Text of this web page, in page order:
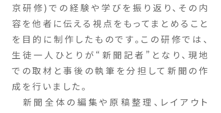
京研修)での経験や学びを振り返り、その内
容を他者に伝える視点をもってまとめること
を目的に制作したものです。この研修では、
生徒一人ひとりが“新聞記者”となり、現地
での取材と事後の執筆を分担して新聞の作
成を行いました。
新聞全体の編集や原稿整理、レイアウト